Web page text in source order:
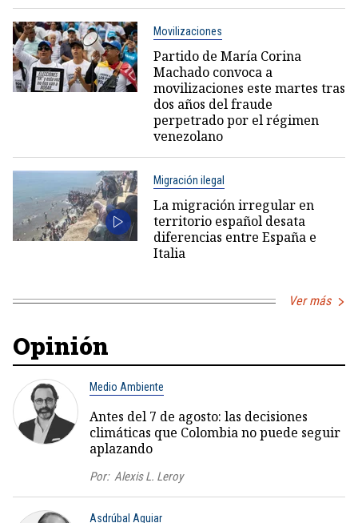
Movilizaciones
Partido de María Corina
Machado convoca a
movilizaciones este martes tras
dos años del fraude
perpetrado por el régimen
venezolano
Migración ilegal
La migración irregular en
territorio español desata
diferencias entre España e
Italia
Ver más
Opinión
Medio Ambiente
Antes del 7 de agosto: las decisiones
climáticas que Colombia no puede seguir
aplazando
Por: Alexis L. Leroy
Asdrúbal Aguiar